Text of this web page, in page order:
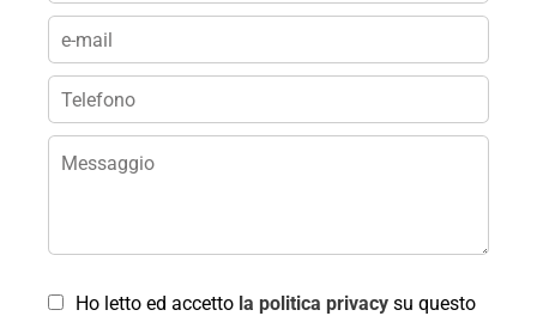
Ho letto ed accetto la politica privacy su questo